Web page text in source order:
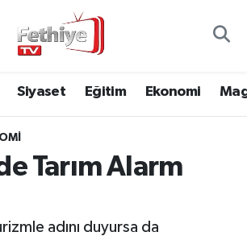
Siyaset Eğitim Ekonomi
Tarım Alarm
adını duyursa da
Durumu
Vakitleri
Yoğunluk Haritası
Durumu ve Fikstür